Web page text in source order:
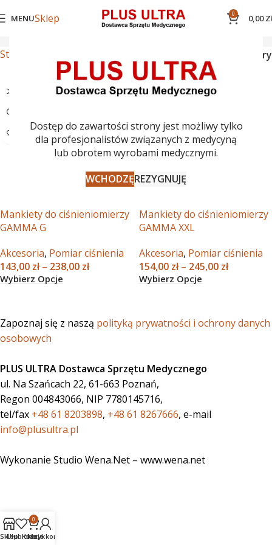
Dostęp do zawartości strony jest możliwy tylko
dla profesjonalistów związanych z medycyną
lub obrotem wyrobami medycznymi.
WCHODZĘREZYGNUJĘ
MENUSklep 0 0,00
Strona główna Filtry
Mankiety do ciśnieniomierzy
GAMMA G
Akcesoria, Pomiar ciśnienia
143,00 zł – 238,00 zł
Wybierz Opcje
Mankiety do ciśnieniomierzy
GAMMA XXL
Akcesoria, Pomiar ciśnienia
154,00 zł – 245,00 zł
Wybierz Opcje
Zapoznaj się z naszą polityką prywatności i ochrony danych
osobowych
PLUS ULTRA Dostawca Sprzętu Medycznego
ul. Na Szańcach 22, 61-663 Poznań,
Regon 004843066, NIP 7780145716,
tel/fax +48 61 8203898, +48 61 8267666, e-mail
info@plusultra.pl
Wykonanie Studio Wena.Net – www.wena.net
Sklep
Ulubione
0
Koszyk
Moje konto